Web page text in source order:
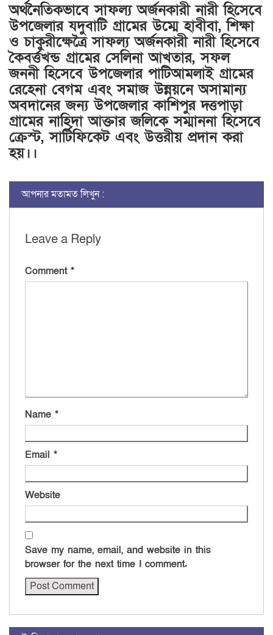
অর্থনৈতিকভাবে সাফল্য অর্জনকারী নারী হিসেবে
উপজেলার যদুবাটি গ্রামের উম্মে হাবীবা, শিক্ষা
ও চাকুরীক্ষেত্রৈ সাফল্য অর্জনকারী নারী হিসেবে
কৈবর্ত্তখন্ড গ্রামের সেলিনা আখতার, সফল
জননী হিসেবে উপজেলার পাটিআমলাই গ্রামের
রেহেনা বেগম এবং সমাজ উন্নয়নে অসামান্য
অবদানের জন্য উপজেলার কাশিপুর দ্ত্তপাড়া
গ্রামের নাহিদা আক্তার জলিকে সম্মাননা হিসেবে
ক্রেস্ট, সার্টিফিকেট এবং উত্তরীয় প্রদান করা
হয়।।
আপনার মতামত লিখুন :
Leave a Reply
Comment *
Name *
Email *
Website
Save my name, email, and website in this
browser for the next time I comment.